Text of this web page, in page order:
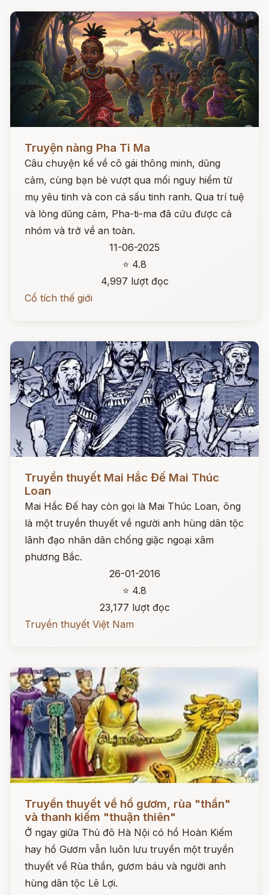
Truyện nàng Pha Ti Ma
Câu chuyện kể về cô gái thông minh, dũng
cảm, cùng bạn bè vượt qua mối nguy hiểm từ
mụ yêu tinh và con cá sấu tinh ranh. Qua trí tuệ
và lòng dũng cảm, Pha-ti-ma đã cứu được cả
nhóm và trở về an toàn.
11-06-2025
⭐ 4.8
4,997 lượt đọc
Cổ tích thế giới
Đọc ngay
Truyền thuyết Mai Hắc Đế Mai Thúc
Loan
Mai Hắc Đế hay còn gọi là Mai Thúc Loan, ông
là một truyền thuyết về người anh hùng dân tộc
lãnh đạo nhân dân chống giặc ngoại xâm
phương Bắc.
26-01-2016
⭐ 4.8
23,177 lượt đọc
Truyền thuyết Việt Nam
Đọc ngay
Truyền thuyết về hồ gươm, rùa "thần"
và thanh kiếm "thuận thiên"
Ở ngay giữa Thủ đô Hà Nội có hồ Hoàn Kiếm
hay hồ Gươm vẫn luôn lưu truyền một truyền
thuyết về Rùa thần, gươm báu và người anh
hùng dân tộc Lê Lợi.